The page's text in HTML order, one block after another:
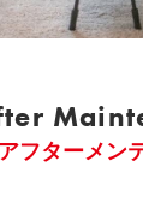
アフターメン